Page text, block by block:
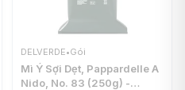
DELVERDE•Gói
Mì Ý Sợi Dẹt, Pappardelle A
Nido, No. 83 (250g) -